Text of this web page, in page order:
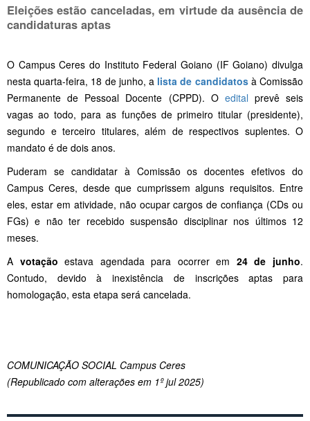
Eleições estão canceladas, em virtude da ausência de
candidaturas aptas
O Campus Ceres do Instituto Federal Goiano (IF Goiano) divulga
nesta quarta-feira, 18 de junho, a lista de candidatosà Comissão
Permanente de Pessoal Docente (CPPD). O edital prevê seis
vagas ao todo, para as funções de primeiro titular (presidente),
segundo e terceiro titulares, além de respectivos suplentes. O
mandato é de dois anos.
Puderam se candidatar à Comissão os docentes efetivos do
Campus Ceres, desde que cumprissem alguns requisitos. Entre
eles, estar em atividade, não ocupar cargos de confiança (CDs ou
FGs) e não ter recebido suspensão disciplinar nos últimos 12
meses.
A votação estava agendada para ocorrer em 24 de junho.
Contudo, devido à inexistência de inscrições aptas para
homologação, esta etapa será cancelada.
COMUNICAÇÃO SOCIAL Campus Ceres
(Republicado com alterações em 1º jul 2025)